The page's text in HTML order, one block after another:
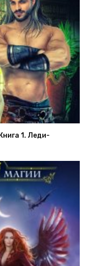
1. Леди-